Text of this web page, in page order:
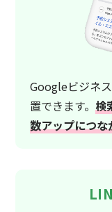
Googleビジネ
置できます。 検
数アップにつな